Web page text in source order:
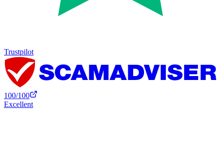
Trustpilot
100/100
Excellent